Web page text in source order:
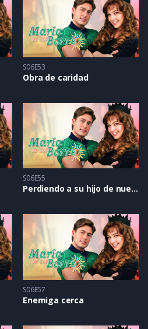
S06E53
Obra de caridad
S06E55
Perdiendo a su hijo de nuevo
S06E57
Enemiga cerca